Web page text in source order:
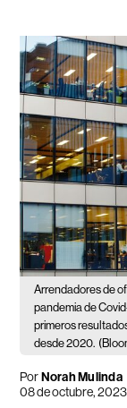
Arrendadores de
pandemia de
primeros
desde 2020.
PorNorah Mulinda
08 de octubre,